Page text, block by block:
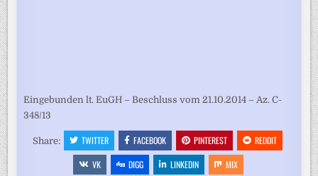
Eingebunden lt. EuGH – Beschluss vom 21.10.2014 – Az. C-
348/13
Share: TWITTER FACEBOOK PINTEREST
REDDIT
VK
DIGG LINKEDIN MIX